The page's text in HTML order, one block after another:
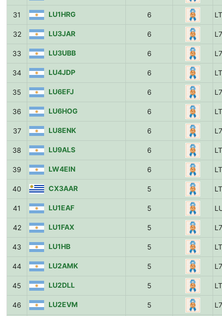
31 LU1HRG 6
32 LU3JAR 6
33 LU3UBB 6
34 LU4JDP 6
35 LU6EFJ 6
36 LU6HOG 6
37 LU8ENK 6
38 LU9ALS 6
39 LW4EIN 6
40 CX3AAR 5
41 LU1EAF 5
42 LU1FAX 5
43 LU1HB 5
44 LU2AMK 5
45 LU2DLL 5
46 LU2EVM 5